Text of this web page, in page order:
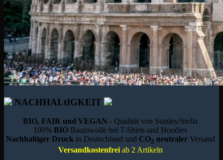
NACHHALtIGKEIT
BIO, FAIR und VEGAN - Qualität von Stanley/Stella
100%BIO Baumwolle bei T-Shirts und Hoodies
Nachhaltiger Druck in Deutschland und CO2 neutraler Versand
Versandkostenfreiab 2 Artikeln